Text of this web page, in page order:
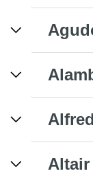
Altair